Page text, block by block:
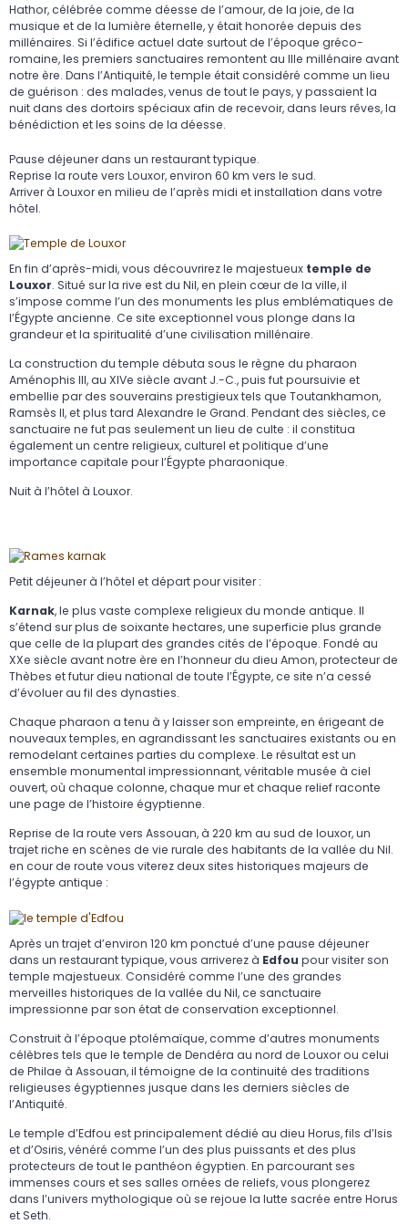
Hathor, célébrée comme déesse de l’amour, de la joie, de la
musique et de la lumière éternelle, y était honorée depuis des
millénaires. Si l’édifice actuel date surtout de l’époque gréco-
romaine, les premiers sanctuaires remontent au IIIe millénaire avant
notre ère. Dans l’Antiquité, le temple était considéré comme un lieu
de guérison : des malades, venus de tout le pays, y passaient la
nuit dans des dortoirs spéciaux afin de recevoir, dans leurs rêves, la
bénédiction et les soins de la déesse.
Pause déjeuner dans un restaurant typique.
Reprise la route vers Louxor, environ 60 km vers le sud.
Arriver à Louxor en milieu de l’après midi et installation dans votre
hôtel.
En fin d’après-midi, vous découvrirez le majestueux temple de
Louxor. Situé sur la rive est du Nil, en plein cœur de la ville, il
s’impose comme l’un des monuments les plus emblématiques de
l’Égypte ancienne. Ce site exceptionnel vous plonge dans la
grandeur et la spiritualité d’une civilisation millénaire.
La construction du temple débuta sous le règne du pharaon
Aménophis III, au XIVe siècle avant J.-C., puis fut poursuivie et
embellie par des souverains prestigieux tels que Toutankhamon,
Ramsès II, et plus tard Alexandre le Grand. Pendant des siècles, ce
sanctuaire ne fut pas seulement un lieu de culte : il constitua
également un centre religieux, culturel et politique d’une
importance capitale pour l’Égypte pharaonique.
Nuit à l’hôtel à Louxor.
Petit déjeuner à l’hôtel et départ pour visiter :
Karnak, le plus vaste complexe religieux du monde antique. Il
s’étend sur plus de soixante hectares, une superficie plus grande
que celle de la plupart des grandes cités de l’époque. Fondé au
XXe siècle avant notre ère en l’honneur du dieu Amon, protecteur de
Thèbes et futur dieu national de toute l’Égypte, ce site n’a cessé
d’évoluer au fil des dynasties.
Chaque pharaon a tenu à y laisser son empreinte, en érigeant de
nouveaux temples, en agrandissant les sanctuaires existants ou en
remodelant certaines parties du complexe. Le résultat est un
ensemble monumental impressionnant, véritable musée à ciel
ouvert, où chaque colonne, chaque mur et chaque relief raconte
une page de l’histoire égyptienne.
Reprise de la route vers Assouan, à 220 km au sud de louxor, un
trajet riche en scènes de vie rurale des habitants de la vallée du Nil.
en cour de route vous viterez deux sites historiques majeurs de
l’égypte antique :
Après un trajet d’environ 120 km ponctué d’une pause déjeuner
dans un restaurant typique, vous arriverez à Edfou pour visiter son
temple majestueux. Considéré comme l’une des grandes
merveilles historiques de la vallée du Nil, ce sanctuaire
impressionne par son état de conservation exceptionnel.
Construit à l’époque ptolémaïque, comme d’autres monuments
célèbres tels que le temple de Dendéra au nord de Louxor ou celui
de Philae à Assouan, il témoigne de la continuité des traditions
religieuses égyptiennes jusque dans les derniers siècles de
l’Antiquité.
Le temple d’Edfou est principalement dédié au dieu Horus, fils d’Isis
et d’Osiris, vénéré comme l’un des plus puissants et des plus
protecteurs de tout le panthéon égyptien. En parcourant ses
immenses cours et ses salles ornées de reliefs, vous plongerez
dans l’univers mythologique où se rejoue la lutte sacrée entre Horus
et Seth.